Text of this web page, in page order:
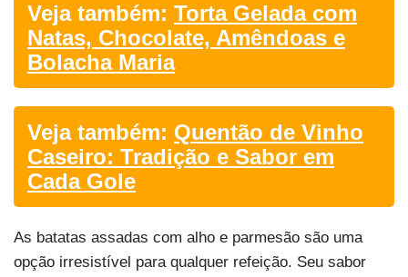
Veja também: Torta Gelada com
Natas, Chocolate, Amêndoas e
Bolacha Maria
Veja também: Quentão de Vinho
Caseiro: Tradição e Sabor em
Cada Gole
As batatas assadas com alho e parmesão são uma
opção irresistível para qualquer refeição. Seu sabor